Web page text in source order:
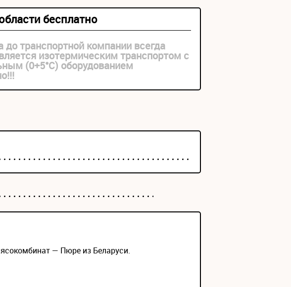
бесплатно
до транспортной компании всегда
изотермическим транспортом с
(0+5°С) оборудованием
— Пюре из Беларуси.